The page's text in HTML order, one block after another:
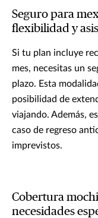
Seguro para
flexibilidad y
Si tu plan incluye
mes, necesitas un
plazo. Esta
posibilidad de
viajando. Además,
caso de regreso
imprevistos.
Cobertura
necesidades